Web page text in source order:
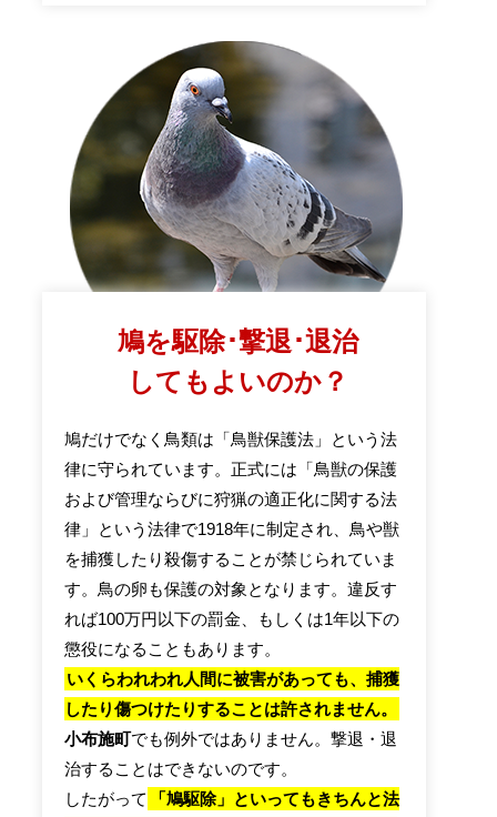
鳩を駆除･撃退･退治
してもよいのか？
鳩だけでなく鳥類は「鳥獣保護法」という法
律に守られています。正式には「鳥獣の保護
および管理ならびに狩猟の適正化に関する法
律」という法律で1918年に制定され、鳥や獣
を捕獲したり殺傷することが禁じられていま
す。鳥の卵も保護の対象となります。違反す
れば100万円以下の罰金、もしくは1年以下の
懲役になることもあります。
いくらわれわれ人間に被害があっても、捕獲
したり傷つけたりすることは許されません。
小布施町でも例外ではありません。撃退・退
治することはできないのです。
したがって
「鳩駆除」といってもきちんと法